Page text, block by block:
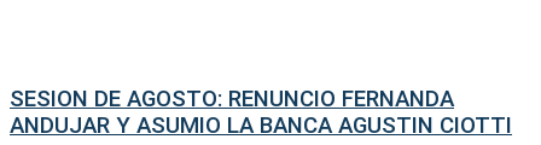
SESION DE AGOSTO: RENUNCIO FERNANDA
ANDUJAR Y ASUMIO LA BANCA AGUSTIN CIOTTI